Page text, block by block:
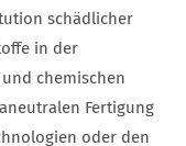
schädlicher
in der
chemischen
Fertigung
oder den